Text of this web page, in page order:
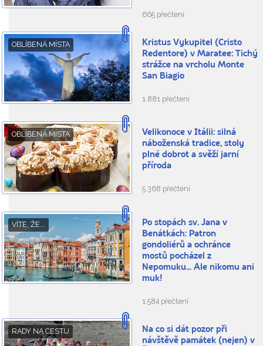
665 přečtení
OBLÍBENÁ MÍSTA
Kristus Vykupitel (Cristo
Redentore) v Maratee: Tichý
strážce na vrcholu Monte
San Biagio
1.881 přečtení
OBLÍBENÁ MÍSTA
Velikonoce v Itálii: silná
náboženská tradice, stoly
plné dobrot a svěží jarní
příroda
5.368 přečtení
VÍTE, ŽE...
Po stopách sv. Jana v
Benátkách: Patron
gondoliérů a ochránce
mostů pocházel z
Nepomuku... Ale nikomu ani
muk!
1.584 přečtení
RADY NA CESTU
Na co si dát pozor při
návštěvě památek (nejen) v